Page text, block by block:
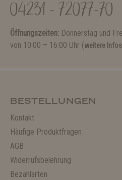
04231 - 72077-70
Öffnungszeiten: Donnerstag und
von 10:00 – 16:00 Uhr (weitere Infos
BESTELLUNGEN
Kontakt
Häufige Produktfragen
AGB
Widerrufsbelehrung
Bezahlarten